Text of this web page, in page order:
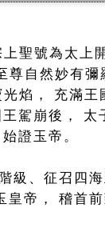
聖號為太上
尊自然妙有彌
焰， 充滿王
駕崩後， 太
證玉帝。
級、征召四
帝， 稽首前